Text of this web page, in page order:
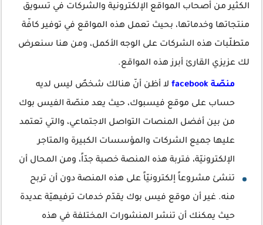
الكثير من أصحاب المواقع الإلكترونية والشركات في تسويق
منتجاتها وخدماتها، بحيث تعمل هذه المواقع في توفير كافّة
متطلّبات هذه الشركات على الوجه الأكمل، ومن هنا سنعرض
لك عزيزي القارئ أبرز هذه المواقع.
منصّة facebook
لا أظن أنّ هنالك شخصٌ ليس لديه
حساب على موقع فيسبوك، حيث يعد منصّة الفيس بوك
من بين أفضل المنصات التواصل الاجتماعي، والتي تعتمد
عليها جميع الشركات والمؤسسات الكبيرة والمتاجر
الإلكترونيّة، فتربة هذه المنصة خصبة جدّاً، ومن المحال أن
تنشئ مشروعاً إلكترونيّاً على هذه المنصة دون أن تربح
منه. غير أن موقع فيس بوك يقدّم خدمات ترفيهيّة عديدة
حيث يمكنك أن تنشر المنشورات المختلفة في هذه